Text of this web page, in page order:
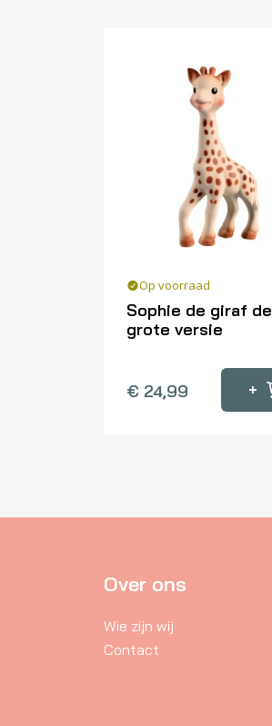
Op voorraad
Sophie de giraf de
grote versie
€ 24,99 +
Over ons
Wie zijn wij
Contact